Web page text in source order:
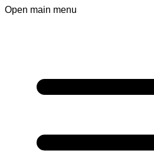
Open main menu